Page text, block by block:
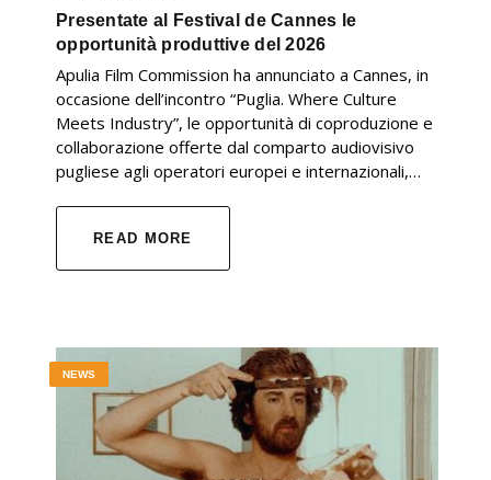
Presentate al Festival de Cannes le
opportunità produttive del 2026
Apulia Film Commission ha annunciato a Cannes, in
occasione dell’incontro “Puglia. Where Culture
Meets Industry”, le opportunità di coproduzione e
collaborazione offerte dal comparto audiovisivo
pugliese agli operatori europei e internazionali,…
READ MORE
NEWS